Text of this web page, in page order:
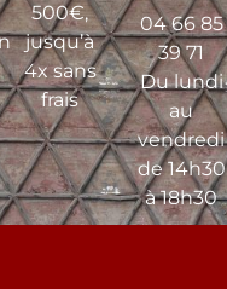
500€,
jusqu’à
4x sans
frais
04 66 85
39 71
Du lundi
au
vendredi
de 14h30
à 18h30